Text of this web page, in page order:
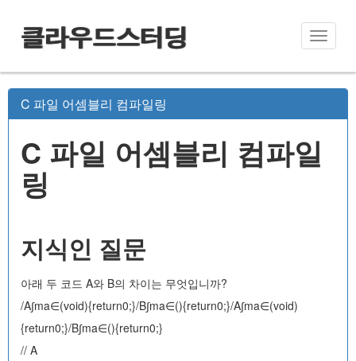
Toggle
클라우드스터딩
C 파일 어셈블리 컴파일링
C 파일 어셈블리 컴파일
링
지식인 질문
아래 두 코드 A와 B의 차이는 무엇입니까?
/A∫ma∈(void){return0;}/B∫ma∈(){return0;}/A∫ma∈(void)
{return0;}/B∫ma∈(){return0;}
// A